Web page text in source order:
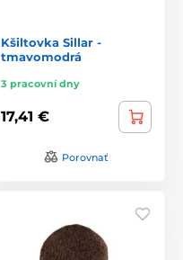
Kšiltovka Sillar -
tmavomodrá
3 pracovní dny
17,41 €
Porovnať